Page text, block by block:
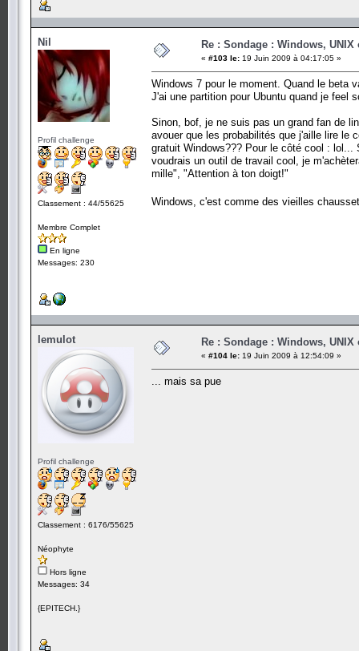
Nil
Profil challenge
Classement : 44/55625
Membre Complet
En ligne
Messages: 230
Re : Sondage : Windows, UNIX
« #103 le: 19 Juin 2009 à 04:17:05 »
Windows 7 pour le moment. Quand le beta
J'ai une partition pour Ubuntu quand je feel
Sinon, bof, je ne suis pas un grand fan de
avouer que les probabilités que j'aille lire le
gratuit Windows??? Pour le côté cool :
voudrais un outil de travail cool, je
mille", "Attention à ton doigt!"
Windows, c'est comme des vieilles
lemulot
Profil challenge
Classement : 6176/55625
Néophyte
Hors ligne
Messages: 34
{EPITECH.}
Re : Sondage : Windows, UNIX
« #104 le: 19 Juin 2009 à 12:54:09 »
... mais sa pue